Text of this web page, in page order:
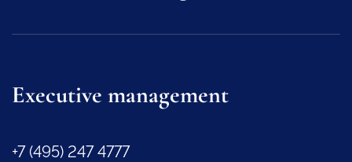
Executive management
+7 (495) 247 4777